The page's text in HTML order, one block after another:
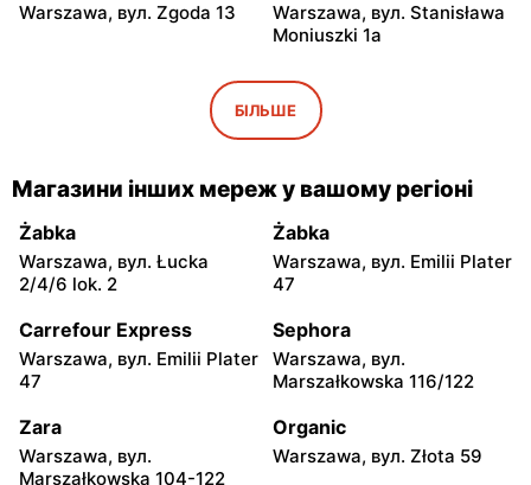
Warszawa, вул. Zgoda 13
Warszawa, вул. Stanisława
Moniuszki 1a
Świętokrzyska 0 Stacja
Żabka
Warszawa, вул.
Grzybowska 5
Żabka
Łódź, вул. Żurawia 14
Żabka
Warszawa, вул. Żurawia 18
Żabka
35
Żabka
104
Żabka
Grzybowska 2
Żabka
Żabka Żabka
БІЛЬШЕ
Магазини інших мереж у вашому регіоні
Żabka
Warszawa, вул. Łucka
2/4/6 lok. 2
Żabka
Warszawa, вул. Emilii Plater
47
Carrefour Express
Warszawa, вул. Emilii Plater
47
Sephora
Warszawa, вул.
Marszałkowska 116/122
Zara
Warszawa, вул.
Marszałkowska 104-122
Organic
Warszawa, вул. Złota 59